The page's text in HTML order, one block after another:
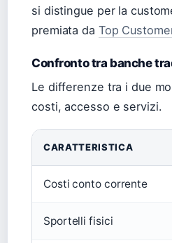
si distingue per la
premiata da Top
Confronto tra banche
Le differenze tra i due
costi, accesso e servizi.
CARATTERISTICA
Costi conto corrente
Sportelli fisici